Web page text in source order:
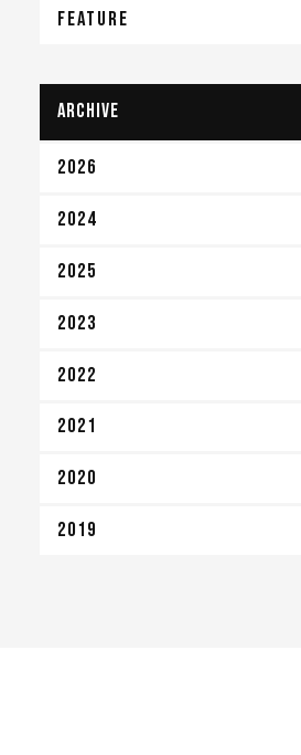
FEATURE
archive
2026
2024
2025
2023
2022
2021
2020
2019